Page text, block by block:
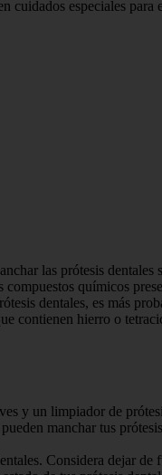
especiales
las prótesis dentales
químicos
dentales, es más
contienen hierro o
y un limpiador de
manchar tus
Considera dejar